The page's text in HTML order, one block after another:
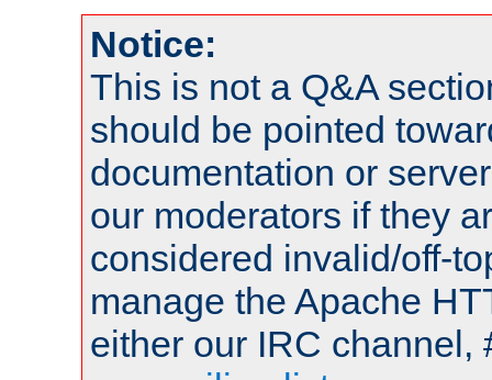
Notice:
This is not a Q&A
should be pointed
documentation or
our moderators if they
considered invalid/off-
manage the Apache
either our IRC channel,